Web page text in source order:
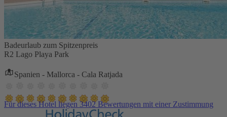
Badeurlaub zum Spitzenpreis
R2 Lago Playa Park
Spanien - Mallorca - Cala Ratjada
Für dieses Hotel liegen 3402 Bewertungen mit einer Zustimmung